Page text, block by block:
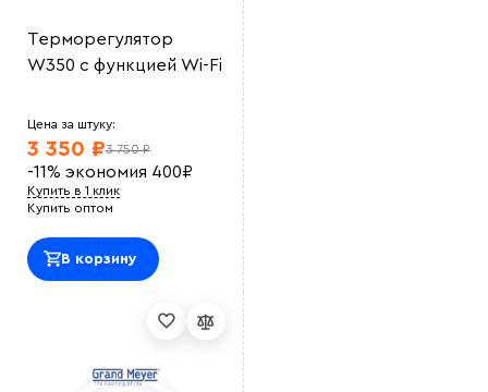
Терморегулятор
W350 с функцией Wi-Fi
Цена за штуку:
3 750 ₽
3 350 ₽
-11% экономия 400₽
Купить в 1 клик
Купить оптом
В корзину